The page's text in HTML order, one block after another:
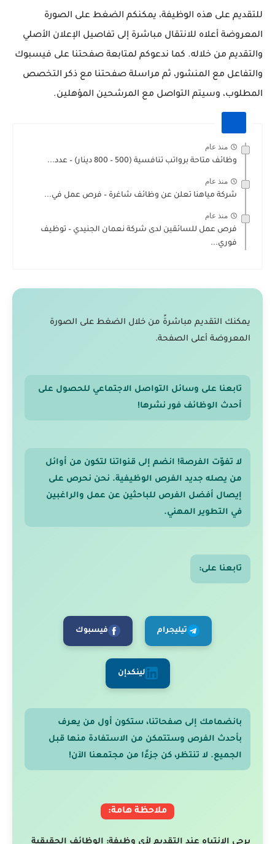
للتقديم على هذه الوظيفة، يمكنكم الضغط على الصورة
المعروضة أعلاه للانتقال مباشرة إلى تفاصيل الإعلان الأصلي
والتقديم من خلاله. كما ندعوكم لمتابعة صفحتنا على فيسبوك
والتفاعل مع المنشور، ثم مراسلة صفحتنا مع ذكر التخصص
المطلوب، وسيتم التواصل مع المرشحين المؤهلين.
منذ عام
وظائف متاحة برواتب تنافسية (500 – 800 دينار) – عدد...
منذ عام
شركة مياهنا تعلن عن وظائف شاغرة – فرص عمل في...
منذ عام
فرص عمل للسائقين لدى شركة نعمان الجنيدي – توظيف
فوري...
يمكنك التقديم مباشرةً من خلال الضغط على الصورة
المعروضة أعلى الصفحة.
تابعنا على وسائل التواصل الاجتماعي للحصول على
أحدث الوظائف فور نشرها!
لا تفوّت الفرصة! انضم إلى قنواتنا لتكون من أوائل
من يصله جديد الفرص الوظيفية. نحن نحرص على
إيصال أفضل الفرص للباحثين عن عمل والراغبين
في التطوير المهني.
تابعنا على:
تيليجرام فيسبوك
لينكدإن
بانضمامك إلى صفحاتنا، ستكون أول من يعرف
بأحدث الفرص وستتمكن من الاستفادة منها قبل
الجميع. لا تنتظر، كن جزءًا من مجتمعنا الآن!
ملاحظة هامة:
يرجى الانتباه عند التقديم لأي وظيفة: الوظائف الحقيقية